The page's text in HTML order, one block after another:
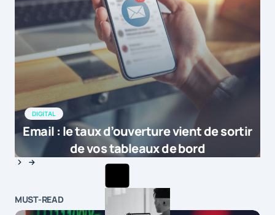
DIGITAL
Email : le taux d’ouverture vient de sortir
de vos tableaux de bord
MUST-READ